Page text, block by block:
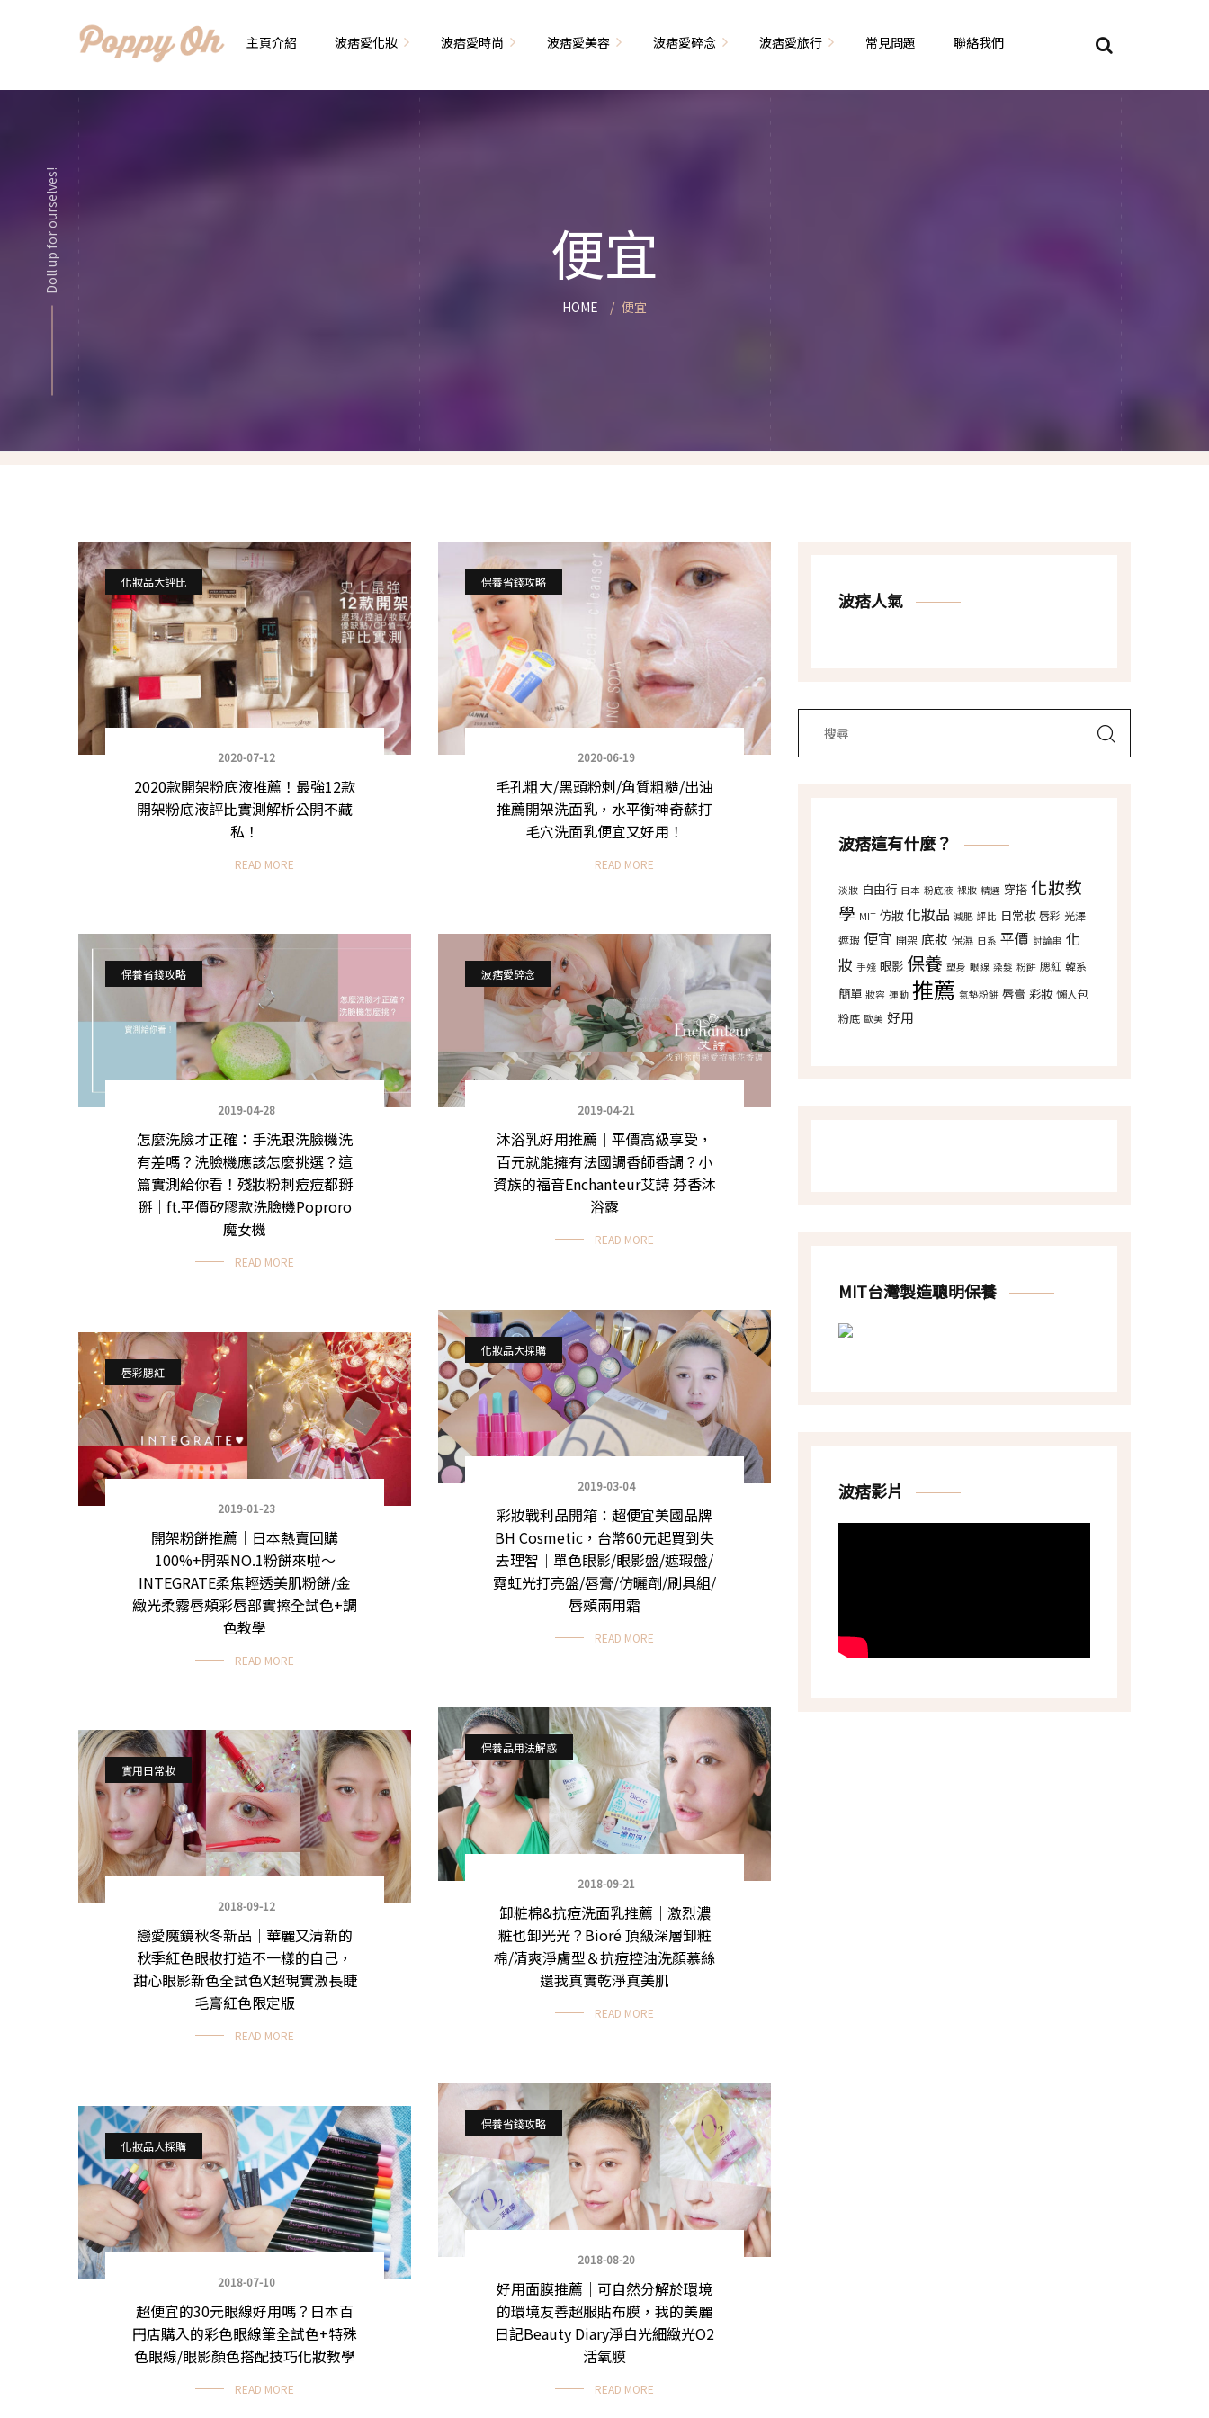
主頁介紹 波痞愛化妝
名人妝容解析
電力眉眼
唇彩腮紅
超好用必敗刷具
化妝品收納
波痞愛時尚
時尚單品大採購
主題穿搭
自己動手手工做！
波痞愛美容 波痞愛碎念
小狗喔唷日記
波痞愛旅行 常見問題 聯絡我們
Doll up for ourselves! 便宜
HOME 便宜
化妝品大評比
2020-07-12
2020款開架粉底液推薦！最強12款
開架粉底液評比實測解析公開不藏
私！
READ MORE
保養省錢攻略
2020-06-19
毛孔粗大/黑頭粉刺/角質粗糙/出油
推薦開架洗面乳，水平衡神奇蘇打
毛穴洗面乳便宜又好用！
READ MORE
保養省錢攻略
2019-04-28
怎麼洗臉才正確：手洗跟洗臉機洗
有差嗎？洗臉機應該怎麼挑選？這
篇實測給你看！殘妝粉刺痘痘都掰
掰｜ft.平價矽膠款洗臉機Poproro
魔女機
READ MORE
波痞愛碎念
2019-04-21
沐浴乳好用推薦｜平價高級享受，
百元就能擁有法國調香師香調？小
資族的福音Enchanteur艾詩 芬香沐
浴露
READ MORE
化妝品大採購
2019-03-04
彩妝戰利品開箱：超便宜美國品牌
BH Cosmetic，台幣60元起買到失
去理智｜單色眼影/眼影盤/遮瑕盤/
霓虹光打亮盤/唇膏/仿曬劑/刷具組/
唇頰兩用霜
READ MORE
唇彩腮紅
2019-01-23
開架粉餅推薦｜日本熱賣回購
100%+開架NO.1粉餅來啦～
INTEGRATE柔焦輕透美肌粉餅/金
緻光柔霧唇頰彩唇部實擦全試色+調
色教學
READ MORE
保養品用法解惑
2018-09-21
卸粧棉&抗痘洗面乳推薦｜激烈濃
粧也卸光光？Bioré 頂級深層卸粧
棉/清爽淨膚型＆抗痘控油洗顏慕絲
還我真實乾淨真美肌
READ MORE
實用日常妝
2018-09-12
戀愛魔鏡秋冬新品｜華麗又清新的
秋季紅色眼妝打造不一樣的自己，
甜心眼影新色全試色X超現實激長睫
毛膏紅色限定版
READ MORE
保養省錢攻略
2018-08-20
好用面膜推薦｜可自然分解於環境
的環境友善超服貼布膜，我的美麗
日記Beauty Diary淨白光細緻光O2
活氧膜
READ MORE
化妝品大採購
2018-07-10
超便宜的30元眼線好用嗎？日本百
円店購入的彩色眼線筆全試色+特殊
色眼線/眼影顏色搭配技巧化妝教學
READ MORE
波痞人氣
波痞這有什麼？
淡妝 自由行 日本 粉底液 裸妝 精選 穿搭 化妝教
學 MIT 仿妝 化妝品 減肥 評比 日常妝 唇彩 光澤
遮瑕 便宜 開架 底妝 保濕 日系 平價 討論串 化
妝 手殘 眼影 保養 塑身 眼線 染髮 粉餅 腮紅 韓系
簡單 妝容 運動 推薦 氣墊粉餅 唇膏 彩妝 懶人包
粉底 歐美 好用
MIT台灣製造聰明保養
波痞影片